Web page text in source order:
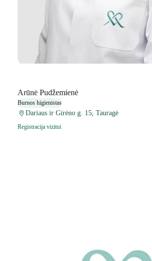
Arūnė Pudžemienė
Burnos higienistas
Dariaus ir Girėno g. 15, Tauragė
Registracija vizitui